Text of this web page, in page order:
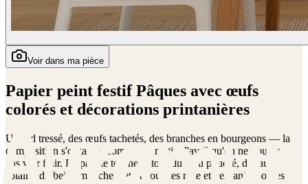
Voir dans ma pièce
Papier peint festif Pâques avec œufs
colorés et décorations printanières
Un nid tressé, des œufs tachetés, des branches en bourgeons — la
composition s'organise comme un matin d'avril qu'on ne voudrait
pas voir finir. La palette tourne autour du bleu poudré, du jaune
solaire, du beige moucheté et de touches rose et vert anis, posées